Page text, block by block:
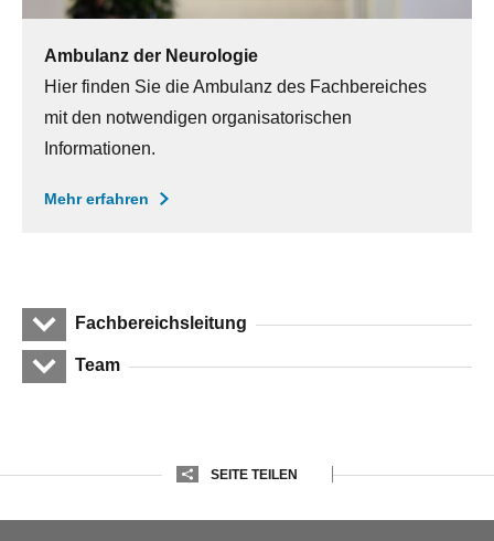
Ambulanz der Neurologie
Hier finden Sie die Ambulanz des Fachbereiches
mit den notwendigen organisatorischen
Informationen.
Mehr erfahren
Fachbereichsleitung
Team
SEITE TEILEN